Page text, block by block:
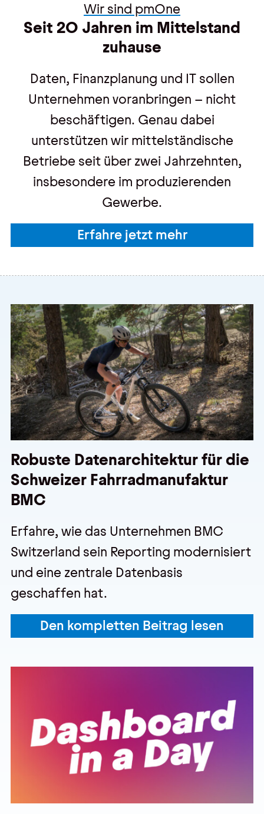
Wir sind pmOne
Seit 20 Jahren im Mittelstand
zuhause
Daten, Finanzplanung und IT sollen
Unternehmen voranbringen – nicht
beschäftigen. Genau dabei
unterstützen wir mittelständische
Betriebe seit über zwei Jahrzehnten,
insbesondere im produzierenden
Gewerbe.
Erfahre jetzt mehr
Robuste Datenarchitektur für die
Schweizer Fahrradmanufaktur
BMC
Erfahre, wie das Unternehmen BMC
Switzerland sein Reporting modernisiert
und eine zentrale Datenbasis
geschaffen hat.
Den kompletten Beitrag lesen